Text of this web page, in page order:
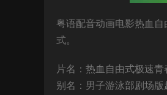
粤语配音动画电影热血
式。
片名：热血自由式极速青
别名：男子游泳部剧场